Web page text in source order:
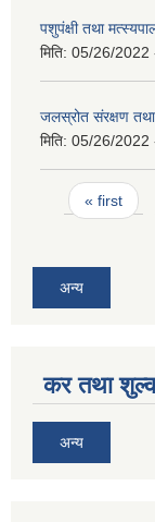
पशुपंक्षी तथा
मिति: 05/26/2022
जलस्रोत संरक्षण तथा
मिति: 05/26/2022
Pages
« first
अन्य
कर तथा
अन्य